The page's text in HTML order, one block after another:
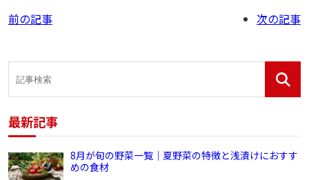
前の記事 次の記事
最新記事
8月が旬の野菜一覧｜夏野菜の特徴と浅漬けにおすす
めの食材